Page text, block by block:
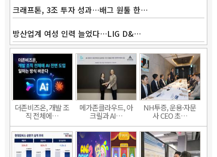
크래프톤, 3조 투자 성과…배그 원툴 한…
방산업계 여성 인력 늘었다…LIG D&…
더존비즈온, 개발 조
직 전체에…
메가존클라우드, 아
크릴과 AI…
NH투증, 운용·자문
사 CEO 초…